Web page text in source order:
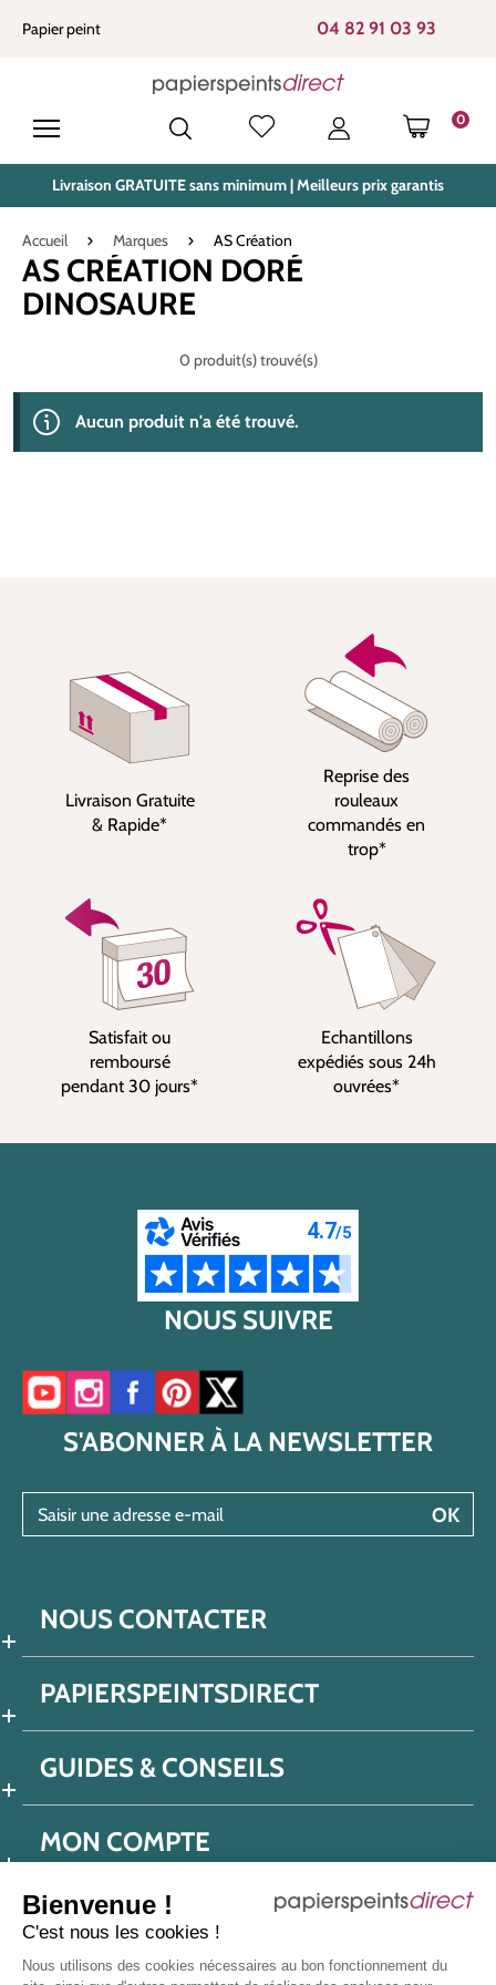
Bienvenue !
C'est nous les cookies !
Nous utilisons des cookies nécessaires au bon fonctionnement du
principal
Papier peint 04 82 91 03 93
0
LE
Livraison GRATUITE sans minimum | Meilleurs prix garantis
Accueil Marques AS Création
AS CRÉATION DORÉ
DINOSAURE
0 produit(s) trouvé(s)
Aucun produit n'a été trouvé.
Livraison Gratuite
& Rapide*
Reprise des
rouleaux
commandés en
trop*
Satisfait ou
remboursé
pendant 30 jours*
Echantillons
expédiés sous 24h
ouvrées*
NOUS SUIVRE
Accéder à notre chaîne YouTube
Accéder à notre compte Instagram
Accéder à notre page Facebook
Accéder à notre compte Pinterest
Accéder à notre compte Twitter/X
S'ABONNER À LA NEWSLETTER
OK
NOUS CONTACTER
PAPIERSPEINTSDIRECT
GUIDES & CONSEILS
MON COMPTE